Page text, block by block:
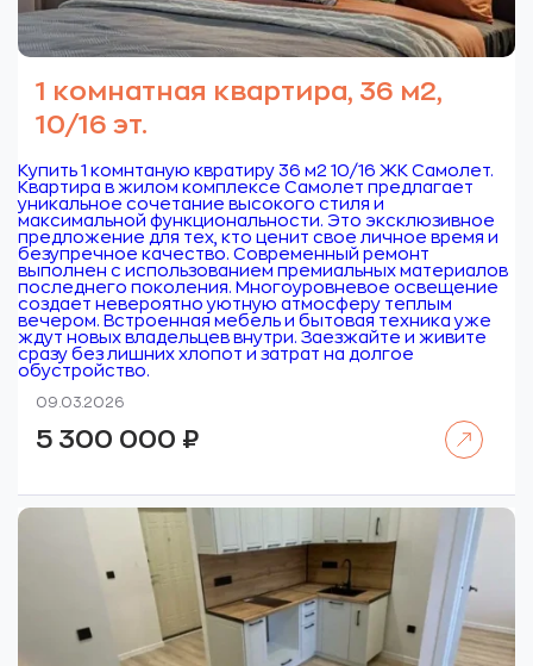
1 комнатная квартира, 36 м2,
10/16 эт.
Купить 1 комнтаную квратиру 36 м2 10/16 ЖК Самолет.
Квартира в жилом комплексе Самолет предлагает
уникальное сочетание высокого стиля и
максимальной функциональности. Это эксклюзивное
предложение для тех, кто ценит свое личное время и
безупречное качество. Современный ремонт
выполнен с использованием премиальных материалов
последнего поколения. Многоуровневое освещение
создает невероятно уютную атмосферу теплым
вечером. Встроенная мебель и бытовая техника уже
ждут новых владельцев внутри. Заезжайте и живите
сразу без лишних хлопот и затрат на долгое
обустройство.
09.03.2026
5 300 000 ₽